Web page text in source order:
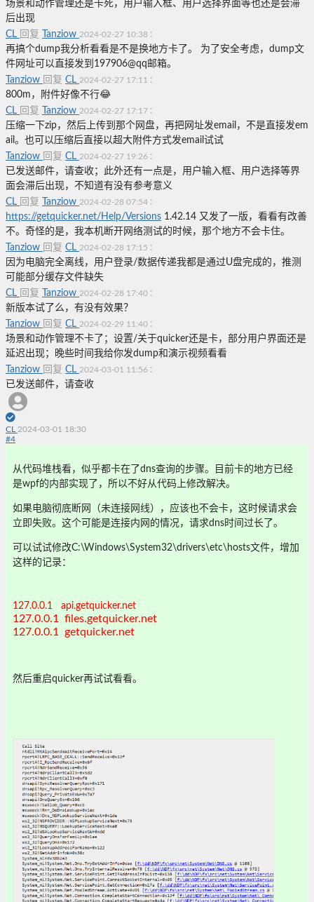
场景和动作管理还是卡死，用户输入框、用户选择界面等也还是会滞
后出现
CL 回复 Tanziow 2024-02-27 10:38 :
再搞个dump我分析看看是不是换地方卡了。 为了安全考虑，dump文
件网址可以直接发到197906@qq邮箱。
Tanziow 回复 CL 2024-02-27 17:11 :
800m，附件好像不行😂
CL 回复 Tanziow 2024-02-27 17:17 :
压缩一下zip，然后上传到那个网盘，再把网址发email，不是直接发em
ail。也可以压缩后直接以超大附件方式发email试试
Tanziow 回复 CL 2024-02-27 19:26 :
已发送邮件，请查收；此外还有一点是，用户输入框、用户选择等界
面会滞后出现，不知道有没有参考意义
CL 回复 Tanziow 2024-02-28 07:54 :
https://getquicker.net/Help/Versions 1.42.14 又发了一版，看看有改善
不。奇怪的是，我本机断开网络测试的时候，那个地方不会卡住。
Tanziow 回复 CL 2024-02-28 17:15 :
因为电脑完全离线，用户登录/数据传递我都是通过U盘完成的，推测
可能部分缓存文件缺失
CL 回复 Tanziow 2024-02-28 17:40 :
新版本试了么，有没有效果？
Tanziow 回复 CL 2024-02-29 11:40 :
场景和动作管理不卡了；设置/关于quicker还是卡，部分用户界面还是
延迟出现；晚些时间我给你发dump和演示视频看看
Tanziow 回复 CL 2024-03-01 11:56 :
已发送邮件，请查收
CL 2024-03-01 18:30
#4
从代码堆栈看，似乎都卡在了dns查询的步骤。目前卡的地方已经
是wpf的内部实现了，所以不好从代码上修改解决。
如果电脑彻底断网（未连接网线），应该也不会卡，这时候请求会
立即失败。这个可能是连接内网的情况，请求dns时间过长了。
可以试试修改C:\Windows\System32\drivers\etc\hosts文件，增加
这样的记录：
127.0.0.1 api.getquicker.net
127.0.0.1 files.getquicker.net
127.0.0.1 getquicker.net
然后重启quicker再试试看看。